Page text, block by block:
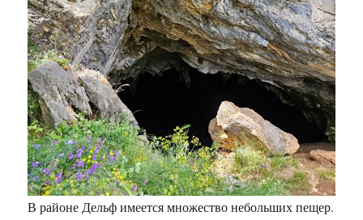
В районе Дельф имеется множество небольших пещер.